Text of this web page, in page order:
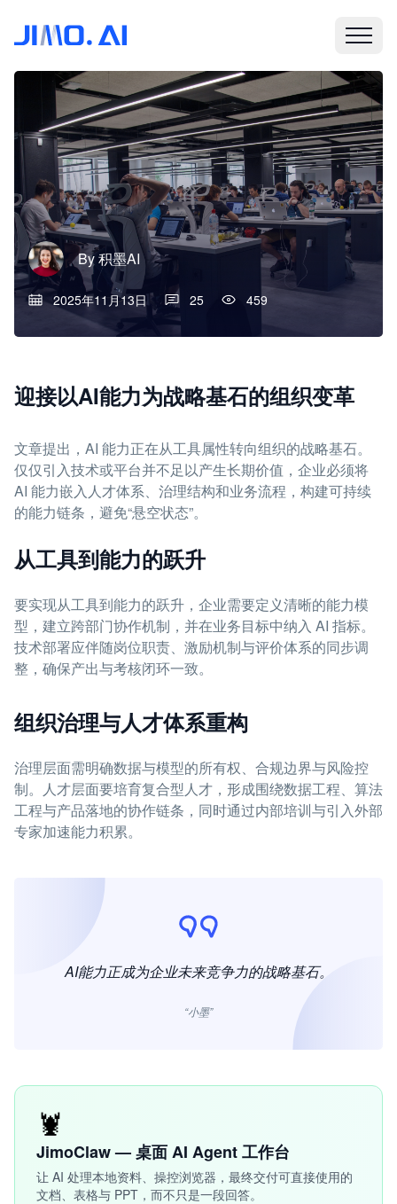
By积墨AI
2025年11月13日 25 459
迎接以AI能力为战略基石的组织变革
文章提出，AI 能力正在从工具属性转向组织的战略基石。
仅仅引入技术或平台并不足以产生长期价值，企业必须将
AI 能力嵌入人才体系、治理结构和业务流程，构建可持续
的能力链条，避免“悬空状态”。
从工具到能力的跃升
要实现从工具到能力的跃升，企业需要定义清晰的能力模
型，建立跨部门协作机制，并在业务目标中纳入 AI 指标。
技术部署应伴随岗位职责、激励机制与评价体系的同步调
整，确保产出与考核闭环一致。
组织治理与人才体系重构
治理层面需明确数据与模型的所有权、合规边界与风险控
制。人才层面要培育复合型人才，形成围绕数据工程、算法
工程与产品落地的协作链条，同时通过内部培训与引入外部
专家加速能力积累。
AI能力正成为企业未来竞争力的战略基石。
“小墨”
🦞
JimoClaw — 桌面 AI Agent 工作台
让 AI 处理本地资料、操控浏览器，最终交付可直接使用的
文档、表格与 PPT，而不只是一段回答。